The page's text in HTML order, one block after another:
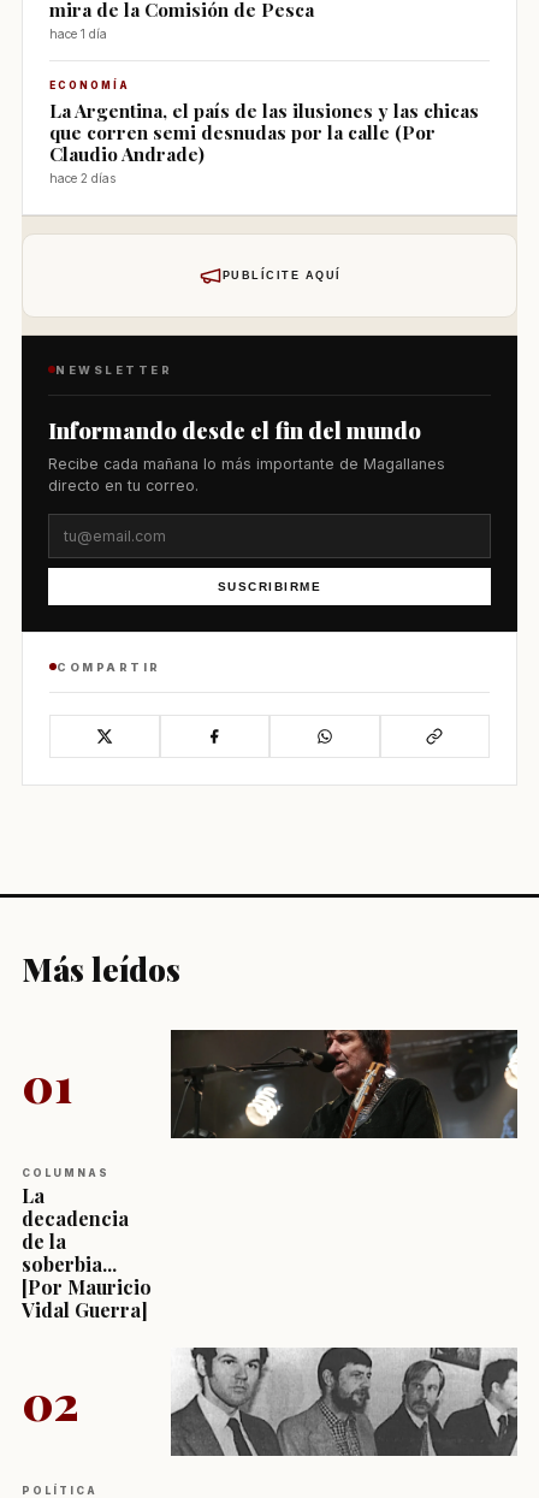
mira de la Comisión de Pesca
hace 1 día
ECONOMÍA
La Argentina, el país de las ilusiones y las chicas
que corren semi desnudas por la calle (Por
Claudio Andrade)
hace 2 días
PUBLÍCITE AQUÍ
NEWSLETTER
Informando desde el fin del mundo
Recibe cada mañana lo más importante de Magallanes
directo en tu correo.
SUSCRIBIRME
COMPARTIR
Más leídos
01
COLUMNAS
La
decadencia
de la
soberbia...
[Por Mauricio
Vidal Guerra]
02
POLÍTICA